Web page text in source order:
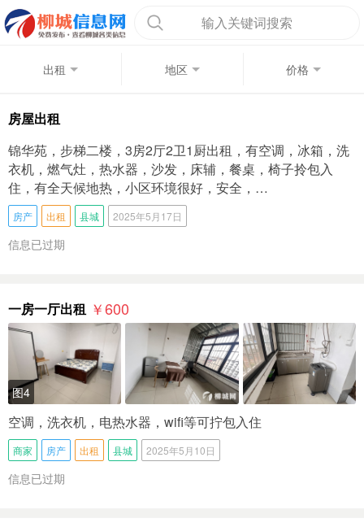
输入关键词搜索
出租 地区 价格
房屋出租
锦华苑，步梯二楼，3房2厅2卫1厨出租，有空调，冰箱，洗
衣机，燃气灶，热水器，沙发，床辅，餐桌，椅子拎包入
住，有全天候地热，小区环境很好，安全，…
房产 出租 县城 2025年5月17日
信息已过期
一房一厅出租 ￥600
图4
空调，洗衣机，电热水器，wifi等可拧包入住
商家 房产 出租 县城 2025年5月10日
信息已过期